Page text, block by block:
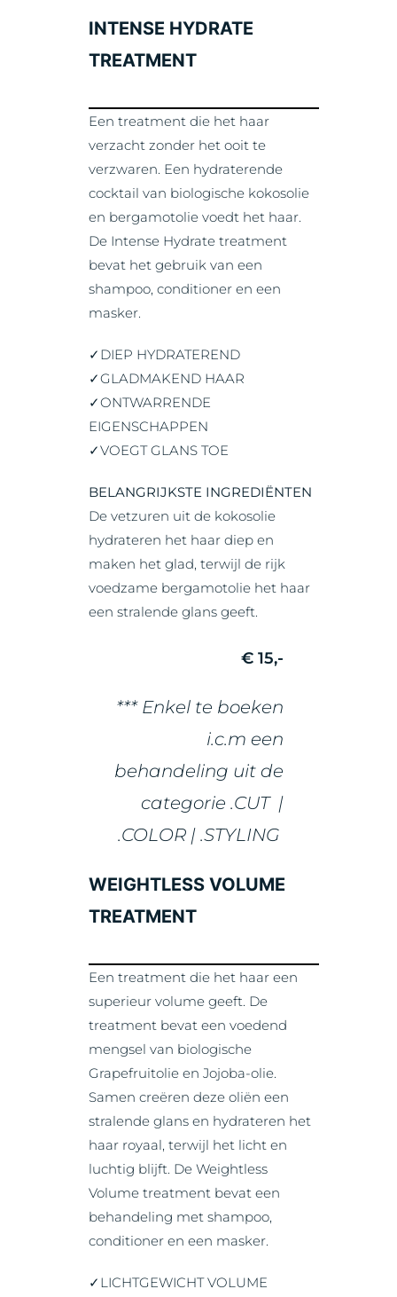
MEMBERSHIPS
INTENSE HYDRATE
TREATMENT
Een treatment die het haar
verzacht zonder het ooit te
verzwaren. Een hydraterende
cocktail van biologische kokosolie
en bergamotolie voedt het haar.
De Intense Hydrate treatment
bevat het gebruik van een
shampoo, conditioner en een
masker.
✓DIEP HYDRATEREND
✓GLADMAKEND HAAR
✓ONTWARRENDE
EIGENSCHAPPEN
✓VOEGT GLANS TOE
BELANGRIJKSTE INGREDIËNTEN
De vetzuren uit de kokosolie
hydrateren het haar diep en
maken het glad, terwijl de rijk
voedzame bergamotolie het haar
een stralende glans geeft.
€ 15,-
*** Enkel te boeken
i.c.m een
behandeling uit de
categorie .CUT |
.COLOR | .STYLING
WEIGHTLESS VOLUME
TREATMENT
Een treatment die het haar een
superieur volume geeft. De
treatment bevat een voedend
mengsel van biologische
Grapefruitolie en Jojoba-olie.
Samen creëren deze oliën een
stralende glans en hydrateren het
haar royaal, terwijl het licht en
luchtig blijft. De Weightless
Volume treatment bevat een
behandeling met shampoo,
conditioner en een masker.
✓LICHTGEWICHT VOLUME